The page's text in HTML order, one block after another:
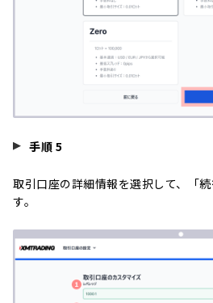
手順 5
取引口座の詳細情報を選択して、「
す。